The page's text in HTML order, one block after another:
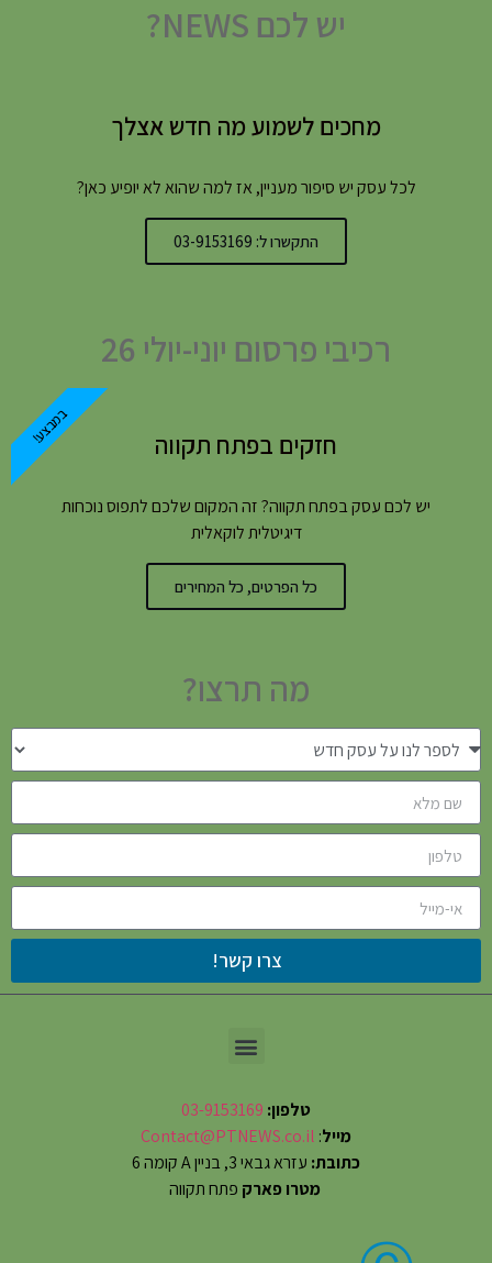
יש לכם NEWS?
מחכים לשמוע מה חדש אצלך
לכל עסק יש סיפור מעניין, אז למה שהוא לא יופיע כאן?
התקשרו ל: 03-9153169
רכיבי פרסום יוני-יולי 26
חזקים בפתח תקווה
יש לכם עסק בפתח תקווה? זה המקום שלכם לתפוס נוכחות
דיגיטלית לוקאלית
כל הפרטים, כל המחירים
במבצע!
מה תרצו?
צרו קשר!
טלפון: 03-9153169
מייל:
Contact@PTNEWS.co.il
כתובת: עזרא גבאי 3, בניין A קומה 6
מטרו פארק פתח תקווה